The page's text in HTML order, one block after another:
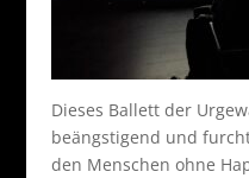
Dieses Ballett der
beängstigend und
den Menschen ohne